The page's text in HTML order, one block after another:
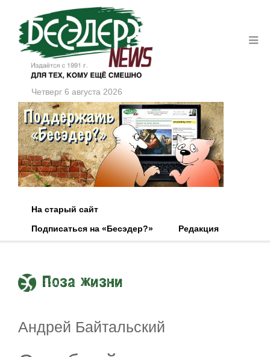
Четверг 6 августа 2026
На старый сайт
Подписаться на «Бесэдер?»
Редакция
Поза жизни
Андрей Байтальский